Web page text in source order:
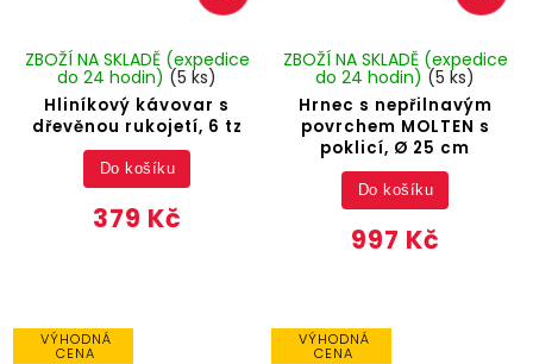
Hliníkový kávovar s
dřevěnou rukojetí, 6 tz
ZBOŽÍ NA SKLADĚ (expedice
do 24 hodin) (5 ks)
379 Kč
Do košíku
Hrnec s nepřilnavým
povrchem MOLTEN s
poklicí, Ø 25 cm
ZBOŽÍ NA SKLADĚ (expedice
do 24 hodin) (5 ks)
997 Kč
Do košíku
VÝHODNÁ
CENA
VÝHODNÁ
CENA